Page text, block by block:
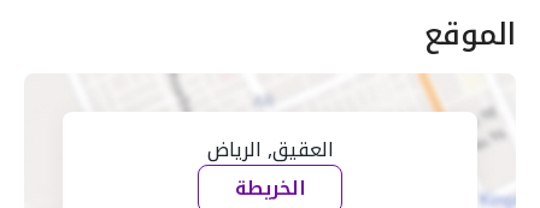
الموقع
العقيق, الرياض
الخريطة